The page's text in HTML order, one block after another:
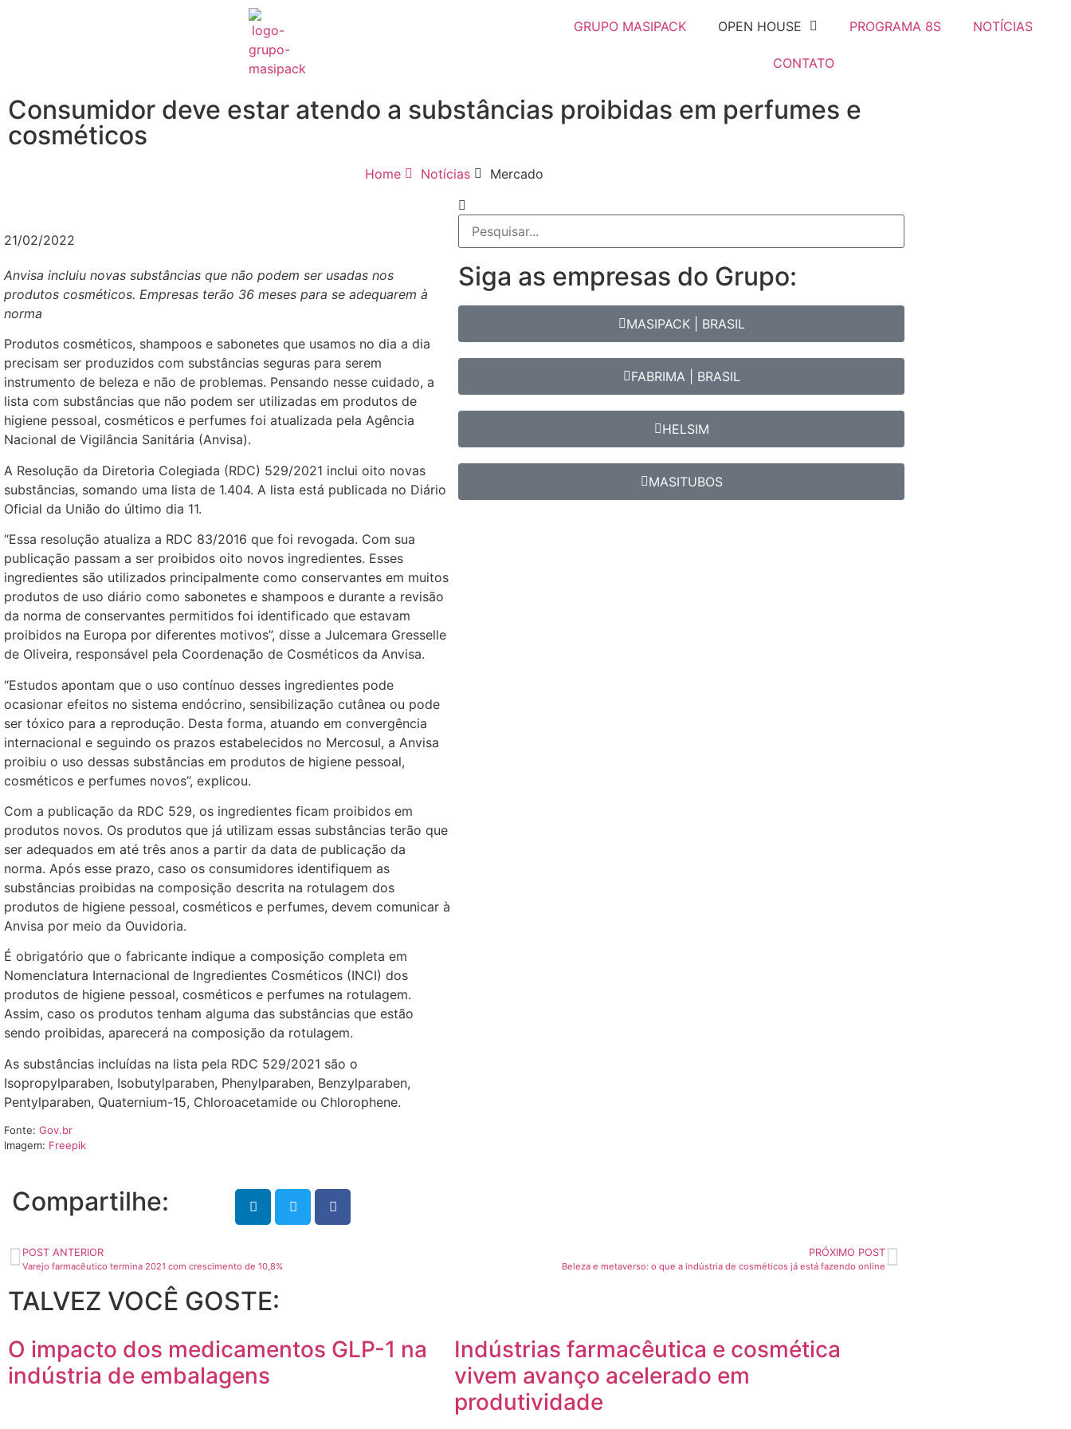
GRUPO MASIPACK OPEN HOUSE PROGRAMA 8S NOTÍCIAS
CONTATO
Consumidor deve estar atendo a substâncias proibidas em perfumes e
cosméticos
Home Notícias Mercado
21/02/2022
Anvisa incluiu novas substâncias que não podem ser usadas nos
produtos cosméticos. Empresas terão 36 meses para se adequarem à
norma
Produtos cosméticos, shampoos e sabonetes que usamos no dia a dia
precisam ser produzidos com substâncias seguras para serem
instrumento de beleza e não de problemas. Pensando nesse cuidado, a
lista com substâncias que não podem ser utilizadas em produtos de
higiene pessoal, cosméticos e perfumes foi atualizada pela Agência
Nacional de Vigilância Sanitária (Anvisa).
A Resolução da Diretoria Colegiada (RDC) 529/2021 inclui oito novas
substâncias, somando uma lista de 1.404. A lista está publicada no Diário
Oficial da União do último dia 11.
“Essa resolução atualiza a RDC 83/2016 que foi revogada. Com sua
publicação passam a ser proibidos oito novos ingredientes. Esses
ingredientes são utilizados principalmente como conservantes em muitos
produtos de uso diário como sabonetes e shampoos e durante a revisão
da norma de conservantes permitidos foi identificado que estavam
proibidos na Europa por diferentes motivos”, disse a Julcemara Gresselle
de Oliveira, responsável pela Coordenação de Cosméticos da Anvisa.
“Estudos apontam que o uso contínuo desses ingredientes pode
ocasionar efeitos no sistema endócrino, sensibilização cutânea ou pode
ser tóxico para a reprodução. Desta forma, atuando em convergência
internacional e seguindo os prazos estabelecidos no Mercosul, a Anvisa
proibiu o uso dessas substâncias em produtos de higiene pessoal,
cosméticos e perfumes novos”, explicou.
Com a publicação da RDC 529, os ingredientes ficam proibidos em
produtos novos. Os produtos que já utilizam essas substâncias terão que
ser adequados em até três anos a partir da data de publicação da
norma. Após esse prazo, caso os consumidores identifiquem as
substâncias proibidas na composição descrita na rotulagem dos
produtos de higiene pessoal, cosméticos e perfumes, devem comunicar à
Anvisa por meio da Ouvidoria.
É obrigatório que o fabricante indique a composição completa em
Nomenclatura Internacional de Ingredientes Cosméticos (INCI) dos
produtos de higiene pessoal, cosméticos e perfumes na rotulagem.
Assim, caso os produtos tenham alguma das substâncias que estão
sendo proibidas, aparecerá na composição da rotulagem.
As substâncias incluídas na lista pela RDC 529/2021 são o
Isopropylparaben, Isobutylparaben, Phenylparaben, Benzylparaben,
Pentylparaben, Quaternium-15, Chloroacetamide ou Chlorophene.
Fonte: Gov.br
Imagem: Freepik
Compartilhe:
Siga as empresas do Grupo:
MASIPACK | BRASIL
FABRIMA | BRASIL
HELSIM
MASITUBOS
POST ANTERIOR
Varejo farmacêutico termina 2021 com crescimento de 10,8%
PRÓXIMO POST
Beleza e metaverso: o que a indústria de cosméticos já está fazendo online
TALVEZ VOCÊ GOSTE:
O impacto dos medicamentos GLP-1 na
indústria de embalagens
Indústrias farmacêutica e cosmética
vivem avanço acelerado em
produtividade